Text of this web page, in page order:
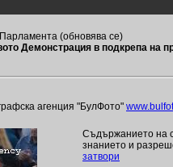
(обновява се)
Демонстрация в подкрепа на
агенция "БулФото"
Съдържанието на
знанието и
затвори